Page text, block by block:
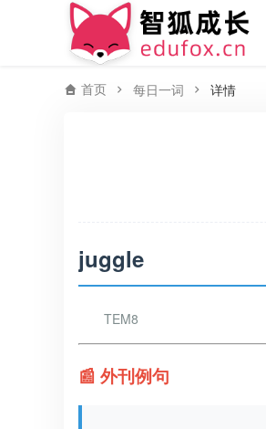
首页 每日一词 详情
juggle
TEM8
📰 外刊例句